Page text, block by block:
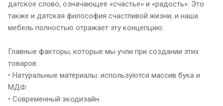
датское слово, означающее «счастье» и «радость». Это
также и датская философия счастливой жизни, и наша
мебель полностью отражает эту концепцию.
Главные факторы, которые мы учли при создании этих
товаров:
• Натуральные материалы: используются массив бука и
МДФ.
• Современный экодизайн.